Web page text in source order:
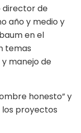
director de
año y medio y
en el
temas
manejo de
honesto” y
proyectos